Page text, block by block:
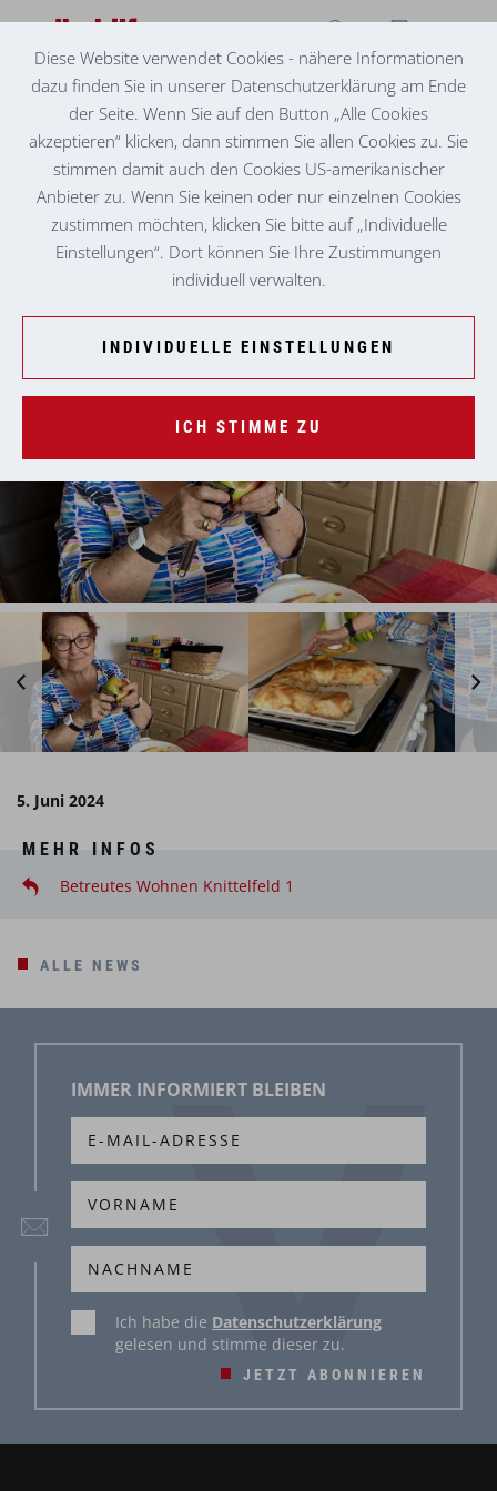
BETREUTES WOHNEN KNITTELFELD 1
FRUCHTIGES GEMEINSCHAFTSPROJEKT
Das Betreute Wohnen Knittelfeld 1 backte gemeinsam einen
köstlichen Apfelstrudel. Unter Anleitung von Wohnbetreuerin
Gabriele Kopp und Urlaubsvertreterin Annemarie Preiss
entstand die feine Mehlspeise, die am Nachmittag beim
gemütlichen Kaffeekränzchen genossen wurde.
5. Juni 2024
MEHR INFOS
Betreutes Wohnen Knittelfeld 1
ALLE NEWS
IMMER INFORMIERT BLEIBEN
JETZT ABONNIEREN
Ich habe die Datenschutzerklärung
gelesen und stimme dieser zu.
Diese Website verwendet Cookies - nähere Informationen
dazu finden Sie in unserer Datenschutzerklärung am Ende
der Seite. Wenn Sie auf den Button „Alle Cookies
akzeptieren“ klicken, dann stimmen Sie allen Cookies zu. Sie
stimmen damit auch den Cookies US-amerikanischer
Anbieter zu. Wenn Sie keinen oder nur einzelnen Cookies
zustimmen möchten, klicken Sie bitte auf „Individuelle
Einstellungen“. Dort können Sie Ihre Zustimmungen
individuell verwalten.
INDIVIDUELLE EINSTELLUNGEN
ICH STIMME ZU